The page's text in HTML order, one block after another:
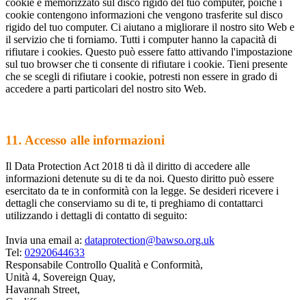
cookie è memorizzato sul disco rigido del tuo computer, poiché i
cookie contengono informazioni che vengono trasferite sul disco
rigido del tuo computer. Ci aiutano a migliorare il nostro sito Web e
il servizio che ti forniamo. Tutti i computer hanno la capacità di
rifiutare i cookies. Questo può essere fatto attivando l'impostazione
sul tuo browser che ti consente di rifiutare i cookie. Tieni presente
che se scegli di rifiutare i cookie, potresti non essere in grado di
accedere a parti particolari del nostro sito Web.
11. Accesso alle informazioni
Il Data Protection Act 2018 ti dà il diritto di accedere alle
informazioni detenute su di te da noi. Questo diritto può essere
esercitato da te in conformità con la legge. Se desideri ricevere i
dettagli che conserviamo su di te, ti preghiamo di contattarci
utilizzando i dettagli di contatto di seguito:
Invia una email a: dataprotection@bawso.org.uk
Tel: 02920644633
Responsabile Controllo Qualità e Conformità,
Unità 4, Sovereign Quay,
Havannah Street,